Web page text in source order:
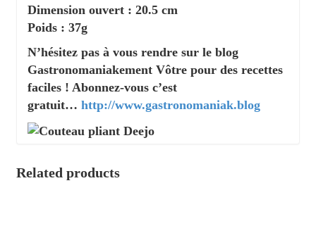
Dimension ouvert : 20.5 cm
Poids : 37g
N’hésitez pas à vous rendre sur le blog
Gastronomaniakement Vôtre pour des recettes
faciles ! Abonnez-vous c’est
gratuit… http://www.gastronomaniak.blog
Related products